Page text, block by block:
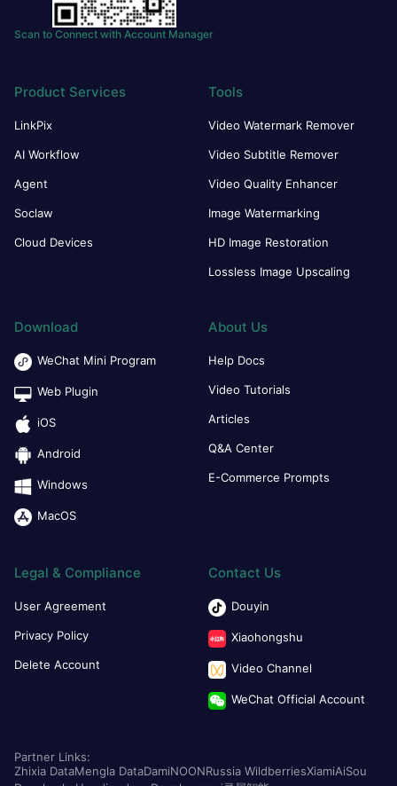
Scan to Connect with Account Manager
Product Services
LinkPix
AI Workflow
Agent
Soclaw
Cloud Devices
Tools
Video Watermark Remover
Video Subtitle Remover
Video Quality Enhancer
Image Watermarking
HD Image Restoration
Lossless Image Upscaling
Download
WeChat Mini Program
Web Plugin
iOS
Android
Windows
MacOS
About Us
Help Docs
Video Tutorials
Articles
Q&A Center
E-Commerce Prompts
Legal & Compliance
User Agreement
Privacy Policy
Delete Account
Contact Us
Douyin
Xiaohongshu
Video Channel
WeChat Official Account
Partner Links:
Zhixia DataMengla DataDamiNOONRussia WildberriesXiamiAiSou